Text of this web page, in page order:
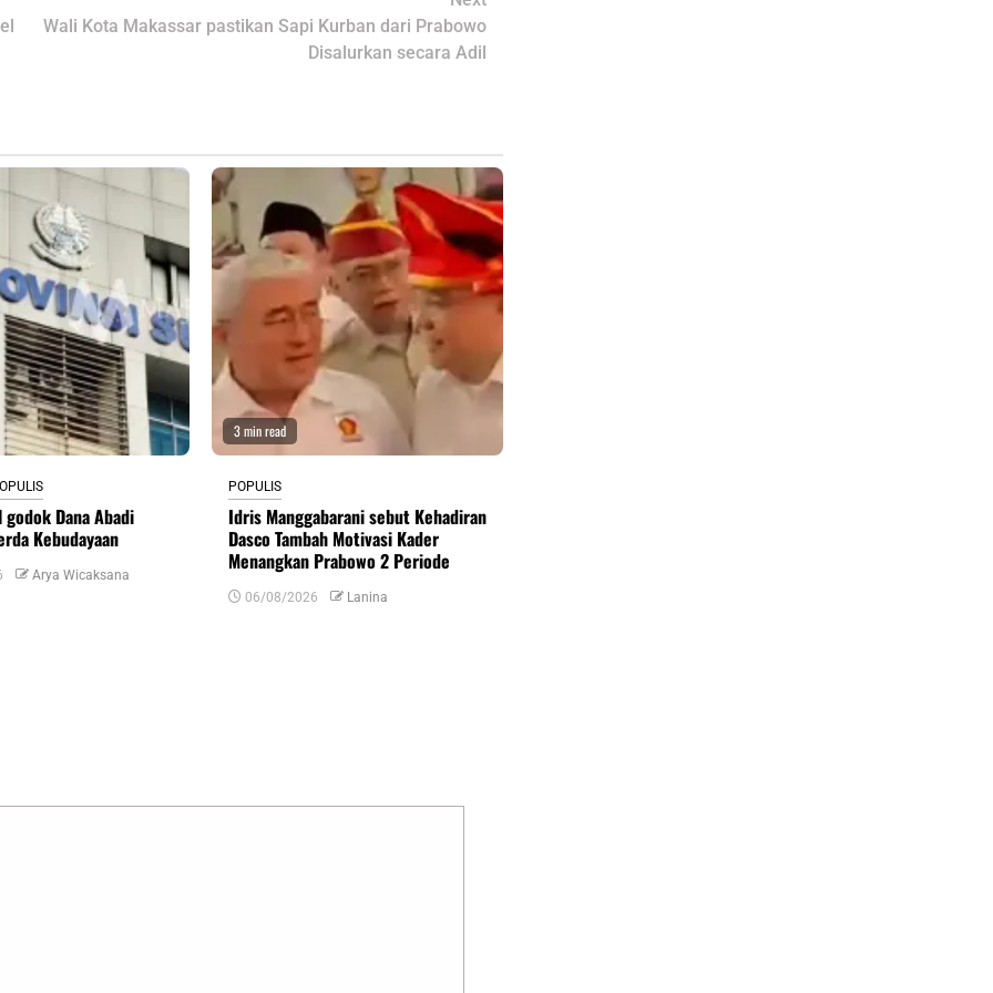
Wali Kota Makassar pastikan Sapi Kurban dari Prabowo
Disalurkan secara Adil
godok Dana Abadi
Kebudayaan
Arya Wicaksana
3 min read
POPULIS
Idris Manggabarani sebut Kehadiran
Dasco Tambah Motivasi Kader
Menangkan Prabowo 2 Periode
06/08/2026 Lanina